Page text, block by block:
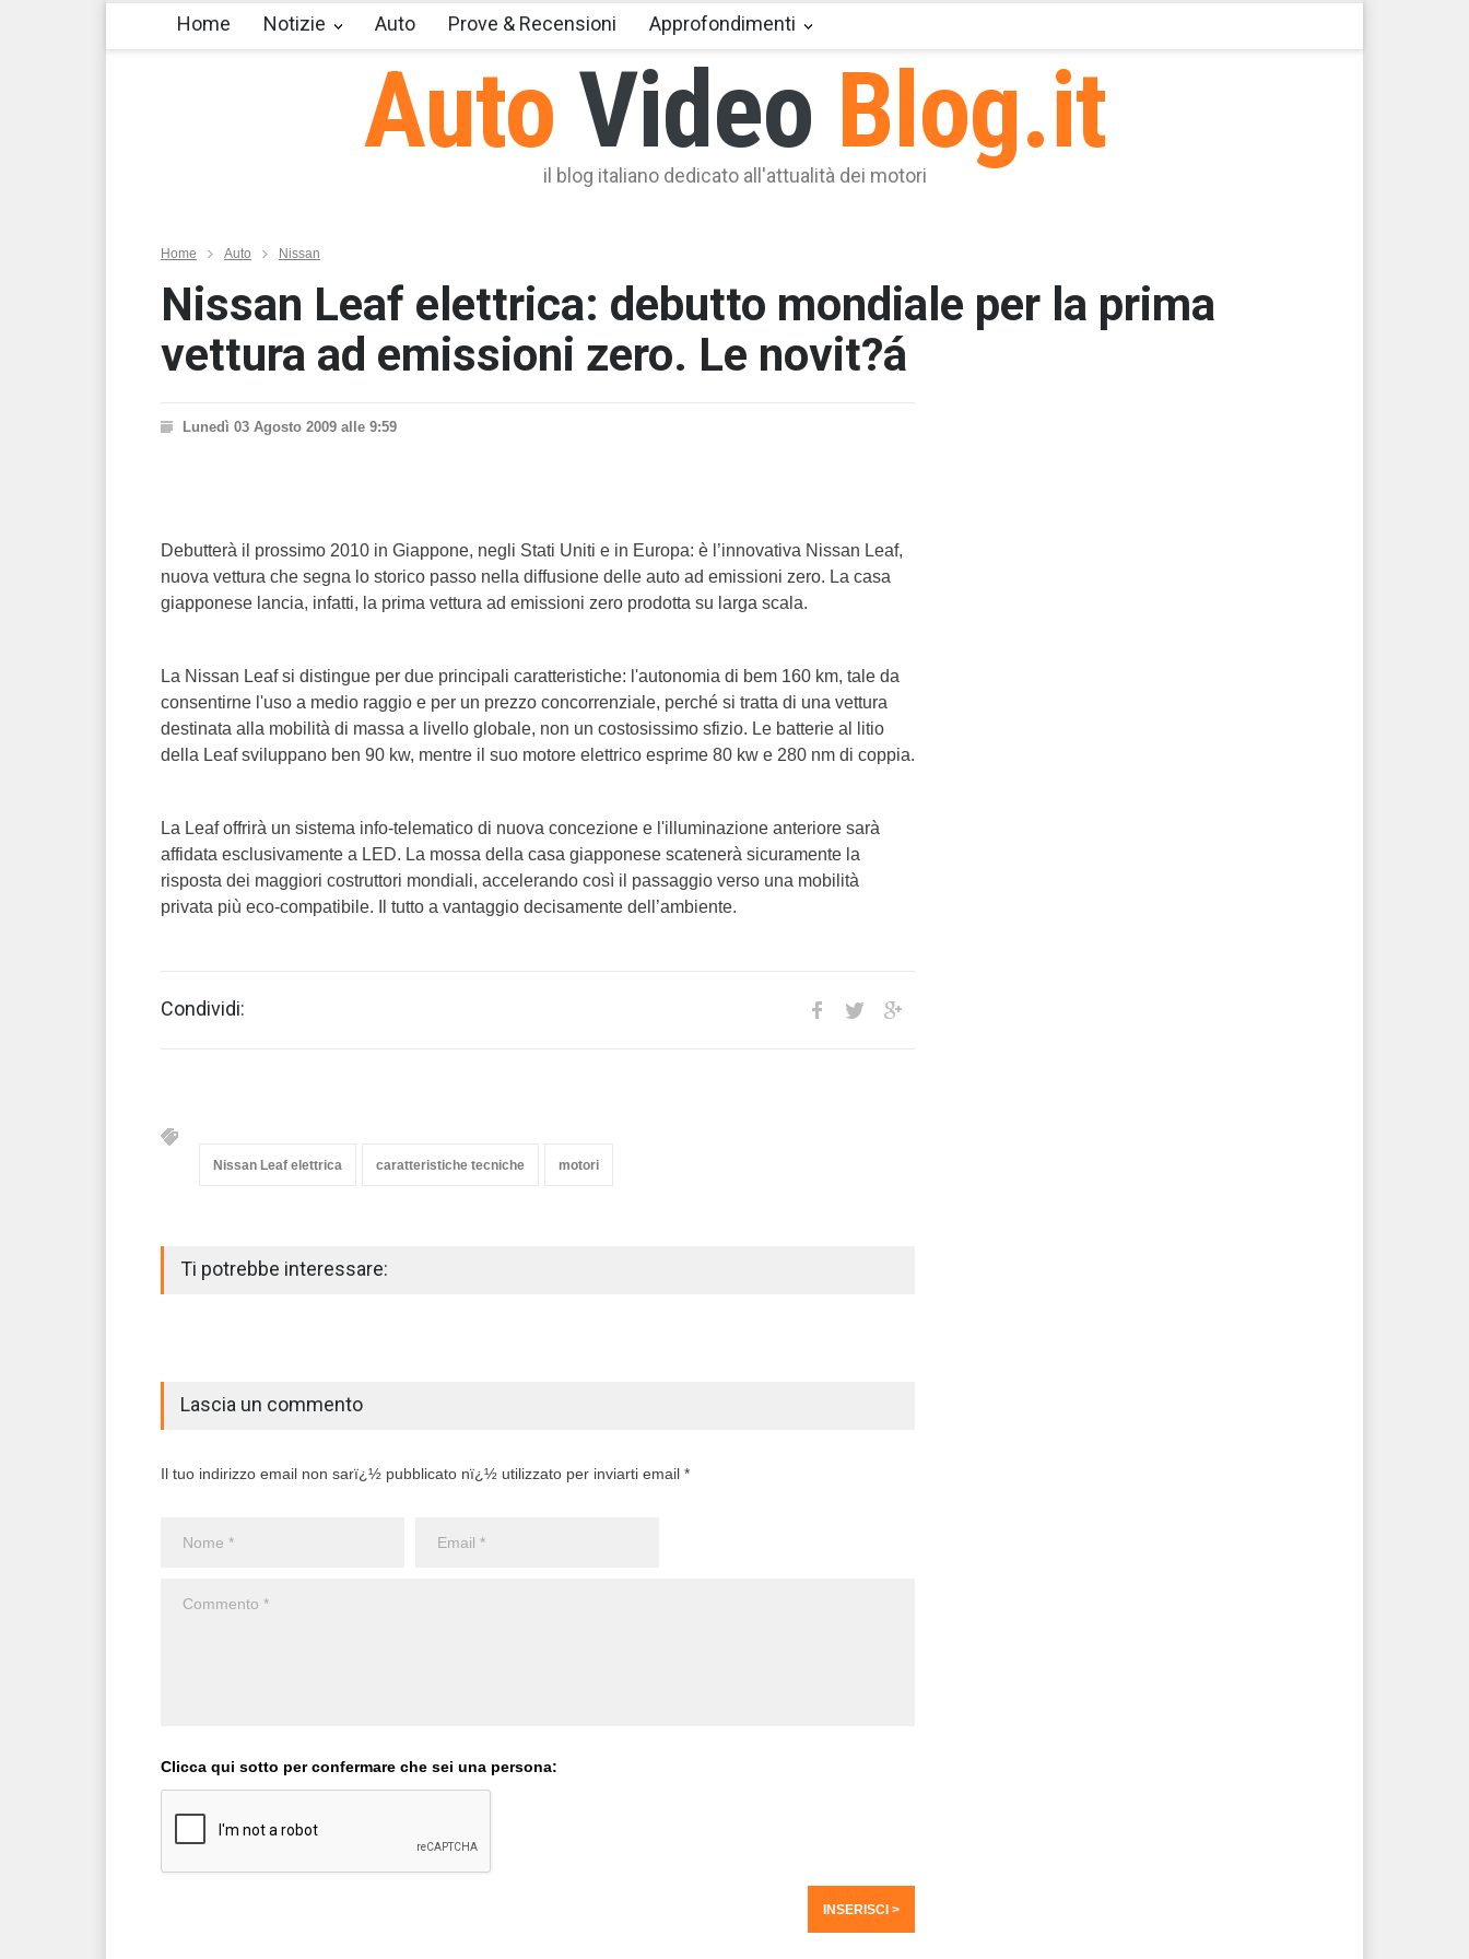
Auto Video Blog.it
il blog italiano dedicato all'attualità dei motori
Home Notizie Auto Prove & Recensioni Approfondimenti
Home Auto Nissan
Nissan Leaf elettrica: debutto mondiale per la prima
vettura ad emissioni zero. Le novit?á
Lunedì 03 Agosto 2009 alle 9:59
Debutterà il prossimo 2010 in Giappone, negli Stati Uniti e in Europa: è l’innovativa Nissan Leaf,
nuova vettura che segna lo storico passo nella diffusione delle auto ad emissioni zero. La casa
giapponese lancia, infatti, la prima vettura ad emissioni zero prodotta su larga scala.
La Nissan Leaf si distingue per due principali caratteristiche: l'autonomia di bem 160 km, tale da
consentirne l'uso a medio raggio e per un prezzo concorrenziale, perché si tratta di una vettura
destinata alla mobilità di massa a livello globale, non un costosissimo sfizio. Le batterie al litio
della Leaf sviluppano ben 90 kw, mentre il suo motore elettrico esprime 80 kw e 280 nm di coppia.
La Leaf offrirà un sistema info-telematico di nuova concezione e l'illuminazione anteriore sarà
affidata esclusivamente a LED. La mossa della casa giapponese scatenerà sicuramente la
risposta dei maggiori costruttori mondiali, accelerando così il passaggio verso una mobilità
privata più eco-compatibile. Il tutto a vantaggio decisamente dell’ambiente.
Condividi:
Nissan Leaf elettrica caratteristiche tecniche motori
Ti potrebbe interessare:
Lascia un commento
Il tuo indirizzo email non sarï¿½ pubblicato nï¿½ utilizzato per inviarti email *
Clicca qui sotto per confermare che sei una persona: